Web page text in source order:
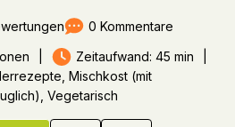
0 Kommentare
Zeitaufwand: 45 min
Mischkost (mit
Vegetarisch